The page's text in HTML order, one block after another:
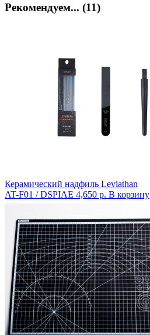
Рекомендуем... (11)
Керамический надфиль Leviathan
AT-F01 / DSPIAE 4,650 р. В корзину